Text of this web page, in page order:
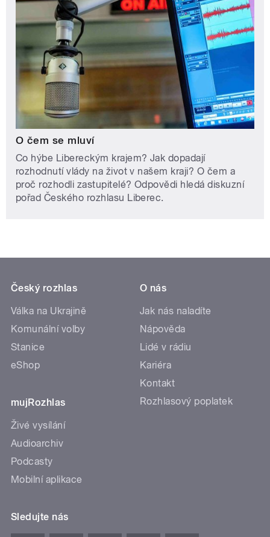
O čem se mluví
Co hýbe Libereckým krajem? Jak dopadají
rozhodnutí vlády na život v našem kraji? O čem a
proč rozhodli zastupitelé? Odpovědi hledá diskuzní
pořad Českého rozhlasu Liberec.
Český rozhlas
Válka na Ukrajině
Komunální volby
Stanice
eShop
mujRozhlas
Živé vysílání
Audioarchiv
Podcasty
Mobilní aplikace
O nás
Jak nás naladíte
Nápověda
Lidé v rádiu
Kariéra
Kontakt
Rozhlasový poplatek
Sledujte nás